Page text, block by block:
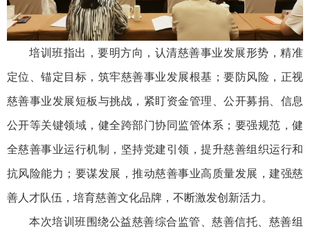
培训班指出，要明方向，认清慈善事业发展形势，精准
定位、锚定目标，筑牢慈善事业发展根基；要防风险，正视
慈善事业发展短板与挑战，紧盯资金管理、公开募捐、信息
公开等关键领域，健全跨部门协同监管体系；要强规范，健
全慈善事业运行机制，坚持党建引领，提升慈善组织运行和
抗风险能力；要谋发展，推动慈善事业高质量发展，建强慈
善人才队伍，培育慈善文化品牌，不断激发创新活力。
本次培训班围绕公益慈善综合监管、慈善信托、慈善组